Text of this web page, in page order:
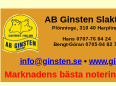
AB Ginsten
Plönninge, 310 40
Hans 0707-76 84 24
Bengt-Göran 0705-94 82
info@ginsten.se•
Marknadens bästa